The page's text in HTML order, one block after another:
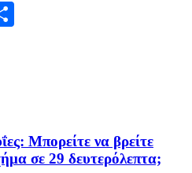
Mπορείτε να βρείτε
σε 29 δευτερόλεπτα;